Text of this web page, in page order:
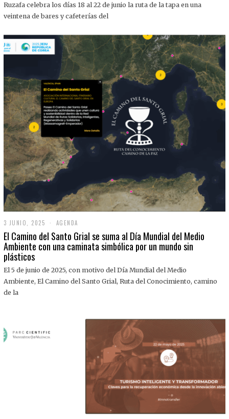
I
O
0
2
5
Ruzafa celebra los días 18 al 22 de junio la ruta de la tapa en una
veintena de bares y cafeterías del
3 JUNIO, 2025
J
U
N
,
0
AGENDA
El Camino del Santo Grial se suma al Día Mundial del Medio
Ambiente con una caminata simbólica por un mundo sin
plásticos
El 5 de junio de 2025, con motivo del Día Mundial del Medio
Ambiente, El Camino del Santo Grial, Ruta del Conocimiento, camino
de la